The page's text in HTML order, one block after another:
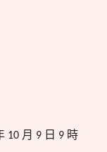
10 月 9 日 9 時